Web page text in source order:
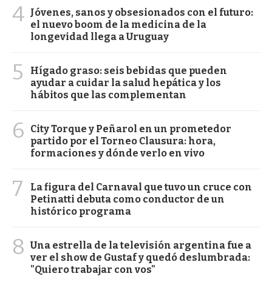
4 Jóvenes, sanos y obsesionados con el futuro:
el nuevo boom de la medicina de la
longevidad llega a Uruguay
5
Hígado graso: seis bebidas que pueden
ayudar a cuidar la salud hepática y los
hábitos que las complementan
6
City Torque y Peñarol en un prometedor
partido por el Torneo Clausura: hora,
formaciones y dónde verlo en vivo
7
La figura del Carnaval que tuvo un cruce con
Petinatti debuta como conductor de un
histórico programa
8 Una estrella de la televisión argentina fue a
ver el show de Gustaf y quedó deslumbrada:
"Quiero trabajar con vos"